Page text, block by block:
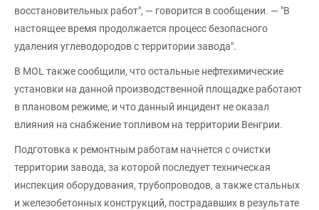
восстановительных работ", — говорится в сообщении. — "В
настоящее время продолжается процесс безопасного
удаления углеводородов с территории завода".
В MOL также сообщили, что остальные нефтехимические
установки на данной производственной площадке работают
в плановом режиме, и что данный инцидент не оказал
влияния на снабжение топливом на территории Венгрии.
Подготовка к ремонтным работам начнется с очистки
территории завода, за которой последует техническая
инспекция оборудования, трубопроводов, а также стальных
и железобетонных конструкций, пострадавших в результате